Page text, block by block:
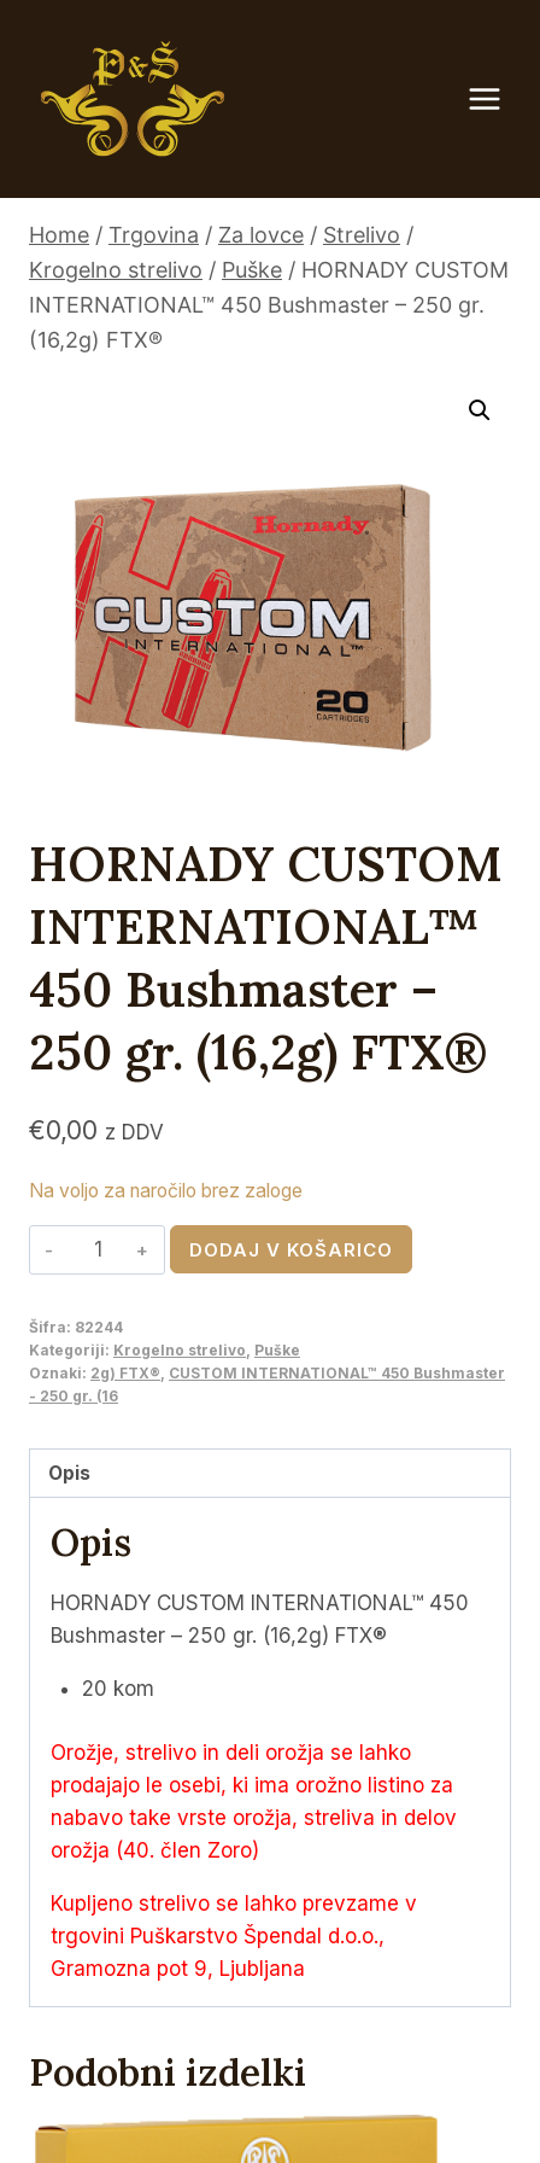
Home / Trgovina / Za lovce / Strelivo /
Krogelno strelivo / Puške / HORNADY CUSTOM
INTERNATIONAL™ 450 Bushmaster – 250 gr.
(16,2g) FTX®
HORNADY CUSTOM
INTERNATIONAL™
450 Bushmaster –
250 gr. (16,2g) FTX®
€0,00 z DDV
Na voljo za naročilo brez zaloge
HORNADY
CUSTOM
450
Bushmaster
-
gr.
(16,2g)
FTX®
količina
DODAJ V KOŠARICO
Šifra: 82244
Kategoriji: Krogelno strelivo Puške
Oznaki: 2g) FTX® CUSTOM INTERNATIONAL™ 450 Bushmaster
- 250 gr. (16
Opis
Opis
HORNADY CUSTOM INTERNATIONAL™ 450
Bushmaster – 250 gr. (16,2g) FTX®
20 kom
Orožje, strelivo in deli orožja se lahko
prodajajo le osebi, ki ima orožno listino za
nabavo take vrste orožja, streliva in delov
orožja (40. člen Zoro)
Kupljeno strelivo se lahko prevzame v
trgovini Puškarstvo Špendal d.o.o.,
Gramozna pot 9, Ljubljana
Podobni izdelki